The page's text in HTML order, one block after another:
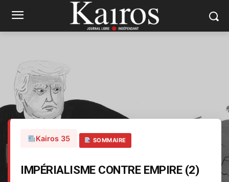
Kairos 35 SOMMAIRE
IMPÉRIALISME CONTRE EMPIRE (2)